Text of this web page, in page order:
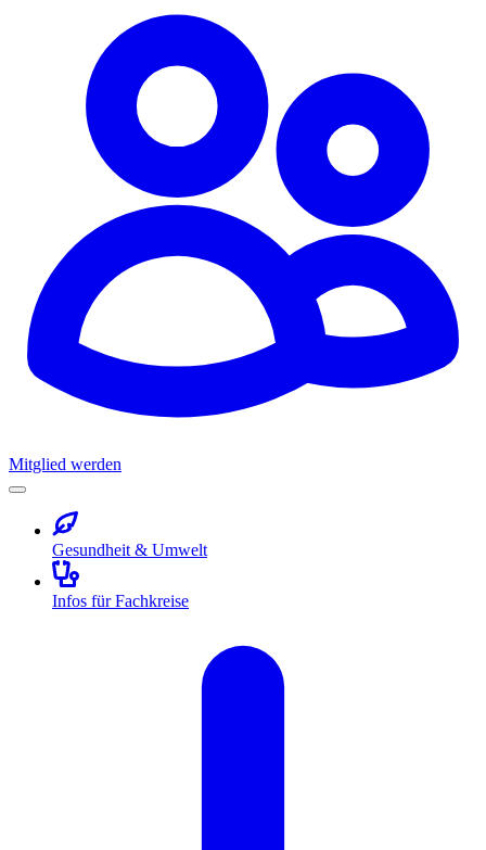
Mitglied werden
Gesundheit & Umwelt
Infos für Fachkreise